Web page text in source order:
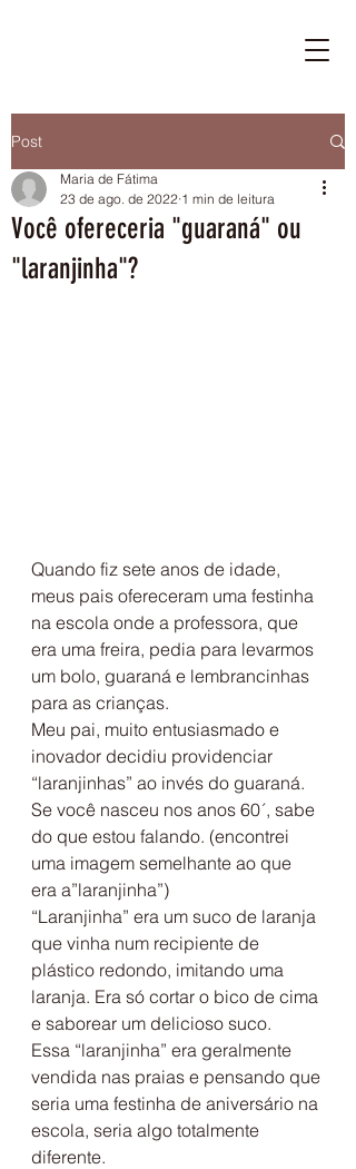
Post
Você ofereceria "guaraná" ou
"laranjinha"?
Maria de Fátima
23 de ago. de 2022 1 min de leitura
Quando fiz sete anos de idade,
meus pais ofereceram uma festinha
na escola onde a professora, que
era uma freira, pedia para levarmos
um bolo, guaraná e lembrancinhas
para as crianças.
Meu pai, muito entusiasmado e
inovador decidiu providenciar
“laranjinhas” ao invés do guaraná.
Se você nasceu nos anos 60´, sabe
do que estou falando. (encontrei
uma imagem semelhante ao que
era a”laranjinha”)
“Laranjinha” era um suco de laranja
que vinha num recipiente de
plástico redondo, imitando uma
laranja. Era só cortar o bico de cima
e saborear um delicioso suco.
Essa “laranjinha” era geralmente
vendida nas praias e pensando que
seria uma festinha de aniversário na
escola, seria algo totalmente
diferente.